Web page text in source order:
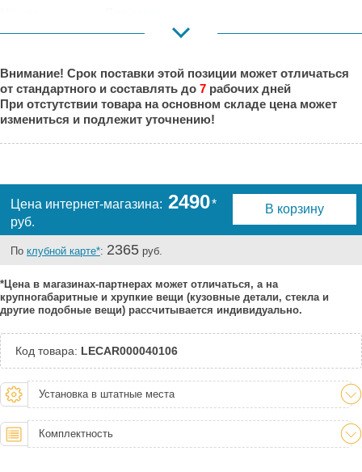
Порт:
Великий Новгород: Под заказ
Краснодар:
Под заказ
Челябинск:
Под заказ
Внимание! Срок поставки этой позиции может отличаться
от стандартного и составлять до 7 рабочих дней
При отстутствии товара на основном складе цена может
измениться и подлежит уточнению!
Цена интернет-магазина: 2490*
руб.
В корзину
По клубной карте*: 2365 руб.
*Цена в магазинах-партнерах может отличаться, а на
крупногабаритные и хрупкие вещи (кузовные детали, стекла и
другие подобные вещи) рассчитывается индивидуально.
Код товара: LECAR000040106
Установка в штатные места
Комплектность